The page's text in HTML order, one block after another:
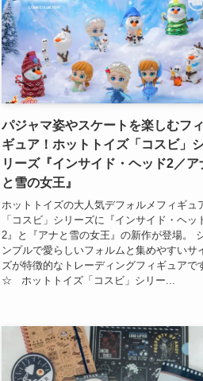
パジャマ姿やスケートを楽しむフィ
ギュア！ホットトイズ「コスビ」
リーズ『インサイド・ヘッド2／ア
と雪の女王』
ホットトイズの大人気デフォルメフィギュ
「コスビ」シリーズに『インサイド・ヘッ
2』と『アナと雪の女王』の新作が登場。
ンプルで愛らしいフォルムと集めやすいサ
ズが特徴的なトレーディングフィギュアで
☆ ホットトイズ「コスビ」シリー...